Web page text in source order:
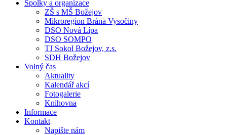
Spolky a organizace
ZŠ s MŠ Božejov
Mikroregion Brána Vysočiny
DSO Nová Lípa
DSO SOMPO
TJ Sokol Božejov, z.s.
SDH Božejov
Volný čas
Aktuality
Kalendář akcí
Fotogalerie
Knihovna
Informace
Kontakt
Napište nám